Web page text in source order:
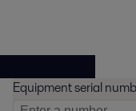
Equipment serial